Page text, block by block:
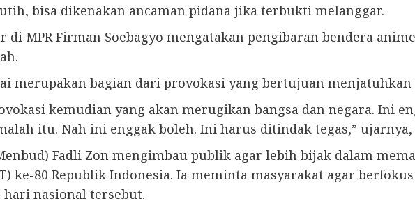
bisa dikenakan ancaman pidana jika terbukti melanggar.
MPR Firman Soebagyo mengatakan pengibaran bendera anime
merupakan bagian dari provokasi yang bertujuan
kemudian yang akan merugikan bangsa dan negara. Ini
itu. Nah ini enggak boleh. Ini harus ditindak tegas,” ujarnya,
Fadli Zon mengimbau publik agar lebih bijak dalam
ke-80 Republik Indonesia. Ia meminta masyarakat agar
nasional tersebut.